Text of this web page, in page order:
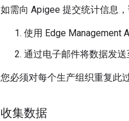
如需向 Apigee 提交统计信息，
使用 Edge Management
通过电子邮件将数据发
您必须对每个生产组织重复此
收集数据